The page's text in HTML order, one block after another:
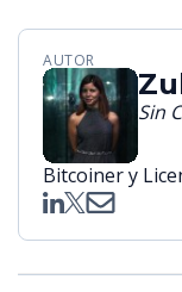
AUTOR
Sin
Bitcoiner y